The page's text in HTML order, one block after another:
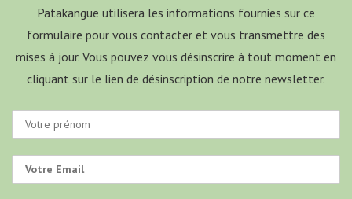
Patakangue utilisera les informations fournies sur ce
formulaire pour vous contacter et vous transmettre des
mises à jour. Vous pouvez vous désinscrire à tout moment en
cliquant sur le lien de désinscription de notre newsletter.